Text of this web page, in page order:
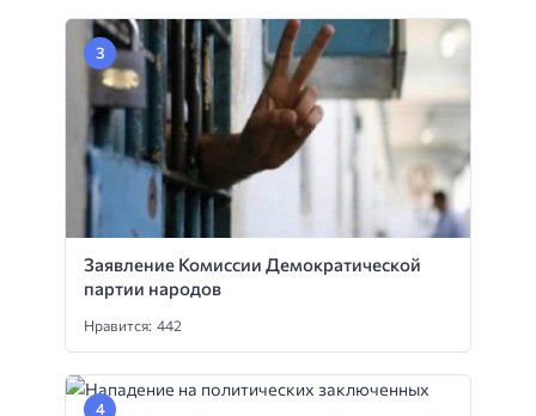
Заявление Комиссии Демократической
партии народов
Нравится: 442